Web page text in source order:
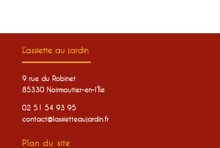
L’assiette au jardin
9 rue du Robinet
85330 Noirmoutier-en-l’Île
02 51 54 93 95
contact@lassietteaujardin.fr
Plan du site